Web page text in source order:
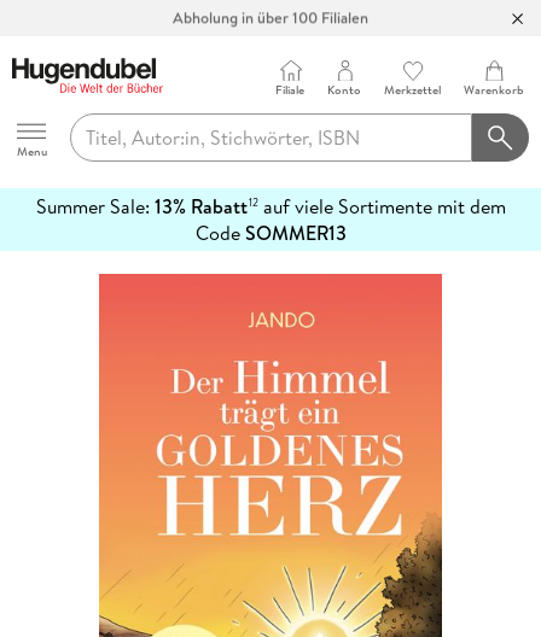
Abholung in über 100 Filialen
Hugendubel
Menu
Filiale Konto Merkzettel Warenkorb
Summer Sale: 13% Rabatt12auf viele Sortimente mit dem
CodeSOMMER13
erfahren